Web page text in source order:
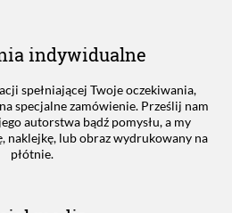
indywidualne
spełniającej Twoje oczekiwania,
specjalne zamówienie. Prześlij nam
autorstwa bądź pomysłu, a my
naklejkę, lub obraz wydrukowany na
płótnie.